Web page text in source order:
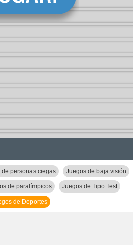
de personas ciegas Juegos de baja visión
de paralímpicos Juegos de Tipo Test
de Deportes